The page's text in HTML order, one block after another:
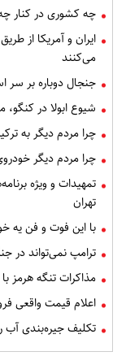
چه کشوری در کنار
ایران و آمریکا از
می‌کنند
جنجال دوباره بر سر
شیوع ابولا در کنگو،
چرا مردم دیگر به
چرا مردم دیگر
تمهیدات و ویژه
تهران
با این فوت و فن یه
ترامپ نمی‌تواند در
مذاکرات تنگه هرمز
اعلام قیمت واقعی
تکلیف جیره‌بندی